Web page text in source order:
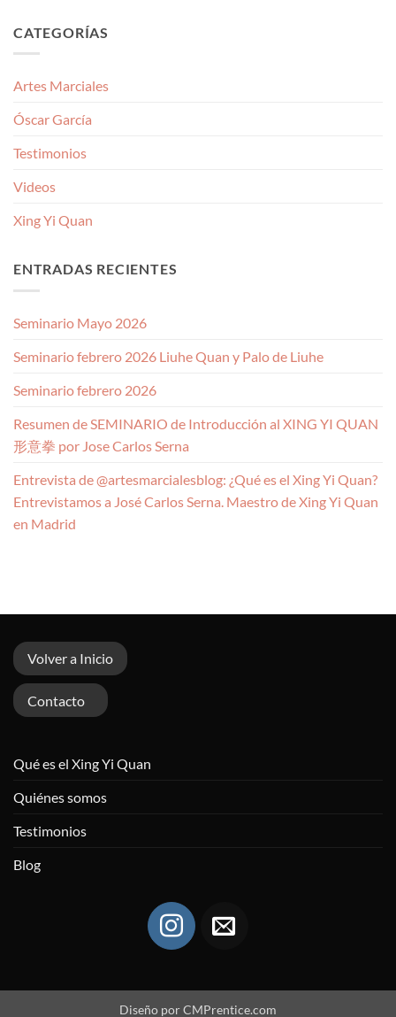
CATEGORÍAS
Artes Marciales
Óscar García
Testimonios
Videos
Xing Yi Quan
ENTRADAS RECIENTES
Seminario Mayo 2026
Seminario febrero 2026 Liuhe Quan y Palo de Liuhe
Seminario febrero 2026
Resumen de SEMINARIO de Introducción al XING YI QUAN
形意拳 por Jose Carlos Serna
Entrevista de @artesmarcialesblog: ¿Qué es el Xing Yi Quan?
Entrevistamos a José Carlos Serna. Maestro de Xing Yi Quan
en Madrid
Volver a Inicio
Contacto
Qué es el Xing Yi Quan
Quiénes somos
Testimonios
Blog
Diseño porCMPrentice.com